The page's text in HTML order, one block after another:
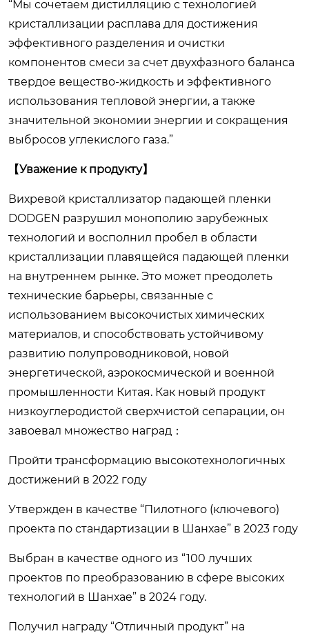
“Мы сочетаем дистилляцию с технологией
кристаллизации расплава для достижения
эффективного разделения и очистки
компонентов смеси за счет двухфазного баланса
твердое вещество-жидкость и эффективного
использования тепловой энергии, а также
значительной экономии энергии и сокращения
выбросов углекислого газа.”
【Уважение к продукту】
Вихревой кристаллизатор падающей пленки
DODGEN разрушил монополию зарубежных
технологий и восполнил пробел в области
кристаллизации плавящейся падающей пленки
на внутреннем рынке. Это может преодолеть
технические барьеры, связанные с
использованием высокочистых химических
материалов, и способствовать устойчивому
развитию полупроводниковой, новой
энергетической, аэрокосмической и военной
промышленности Китая. Как новый продукт
низкоуглеродистой сверхчистой сепарации, он
завоевал множество наград：
Пройти трансформацию высокотехнологичных
достижений в 2022 году
Утвержден в качестве “Пилотного (ключевого)
проекта по стандартизации в Шанхае” в 2023 году
Выбран в качестве одного из “100 лучших
проектов по преобразованию в сфере высоких
технологий в Шанхае” в 2024 году.
Получил награду “Отличный продукт” на